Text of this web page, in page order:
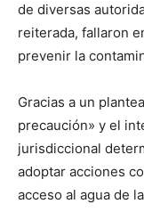
de diversas
reiterada, fallaron
prevenir la
Gracias a un
precaución» y el
jurisdiccional
adoptar acciones
acceso al agua de